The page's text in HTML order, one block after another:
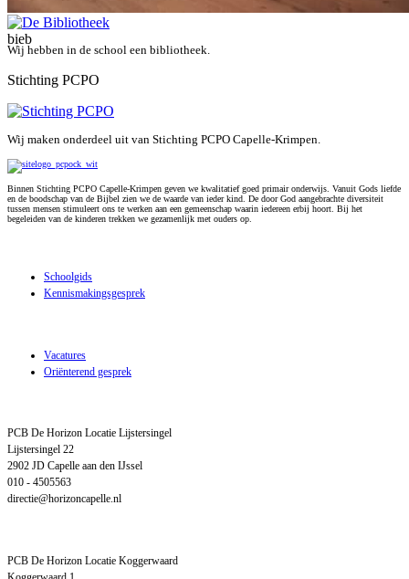
bieb
Wij hebben in de school een bibliotheek.
Stichting PCPO
Wij maken onderdeel uit van Stichting PCPO Capelle-Krimpen.
Binnen Stichting PCPO Capelle-Krimpen geven we kwalitatief goed primair onderwijs. Vanuit Gods liefde
en de boodschap van de Bijbel zien we de waarde van ieder kind. De door God aangebrachte diversiteit
tussen mensen stimuleert ons te werken aan een gemeenschap waarin iedereen erbij hoort. Bij het
begeleiden van de kinderen trekken we gezamenlijk met ouders op.
Schoolgids
Kennismakingsgesprek
Vacatures
Oriënterend gesprek
PCB De Horizon Locatie Lijstersingel
Lijstersingel 22
2902 JD Capelle aan den IJssel
010 - 4505563
directie@horizoncapelle.nl
PCB De Horizon Locatie Koggerwaard